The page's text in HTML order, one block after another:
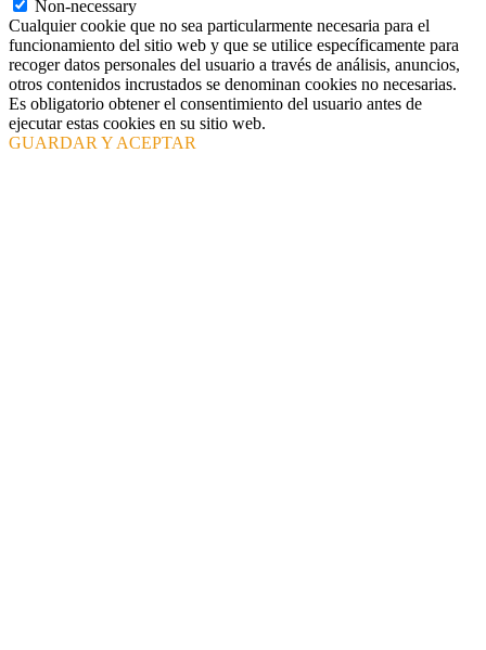
Non-necessary
Cualquier cookie que no sea particularmente necesaria para el
funcionamiento del sitio web y que se utilice específicamente para
recoger datos personales del usuario a través de análisis, anuncios,
otros contenidos incrustados se denominan cookies no necesarias.
Es obligatorio obtener el consentimiento del usuario antes de
ejecutar estas cookies en su sitio web.
GUARDAR Y ACEPTAR